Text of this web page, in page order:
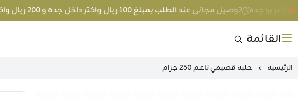
توصيل مجاني عند الطلب بمبلغ 100 ريال واكثر داخل جدة و 200 ريال واكثر برا جدة
القائمة
الرئيسية حلبة قصيمي ناعم 250 جرام